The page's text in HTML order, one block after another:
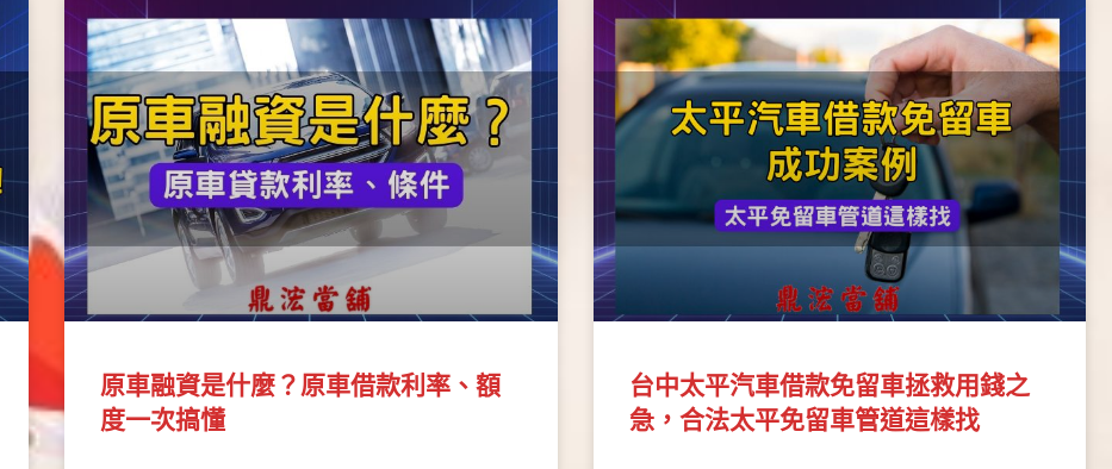
原車融資是什麼？原車借款利率、額
度一次搞懂
台中太平汽車借款免留車拯救用錢之
急，合法太平免留車管道這樣找